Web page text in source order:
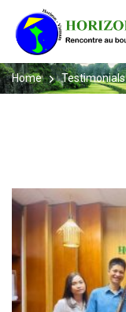
Home Testimonials